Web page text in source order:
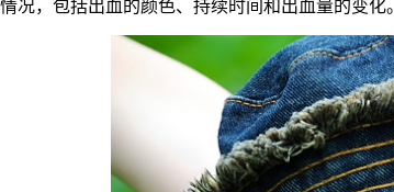
，包括出血的颜色、持续时间和出血量的变化